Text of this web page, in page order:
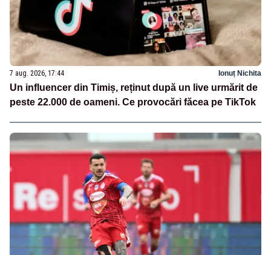
7 aug. 2026, 17:44 Ionuț Nichita
Un influencer din Timiș, reținut după un live urmărit de
peste 22.000 de oameni. Ce provocări făcea pe TikTok